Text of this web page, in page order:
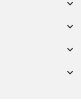



